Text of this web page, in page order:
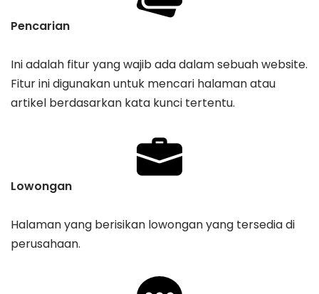
Pencarian
Ini adalah fitur yang wajib ada dalam sebuah website.
Fitur ini digunakan untuk mencari halaman atau
artikel berdasarkan kata kunci tertentu.
Lowongan
Halaman yang berisikan lowongan yang tersedia di
perusahaan.